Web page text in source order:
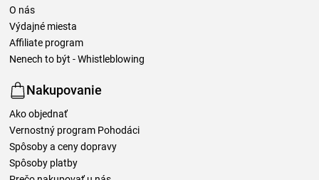
O nás
Výdajné miesta
Affiliate program
Nenech to být - Whistleblowing
Nakupovanie
Ako objednať
Vernostný program Pohodáci
Spôsoby a ceny dopravy
Spôsoby platby